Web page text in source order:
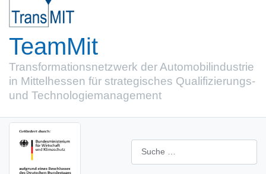
TeamMit
Transformations­netzwerk der Automobil­industrie
in Mittel­hessen für strategisches Qualifizierungs-
und Technologiemanagement